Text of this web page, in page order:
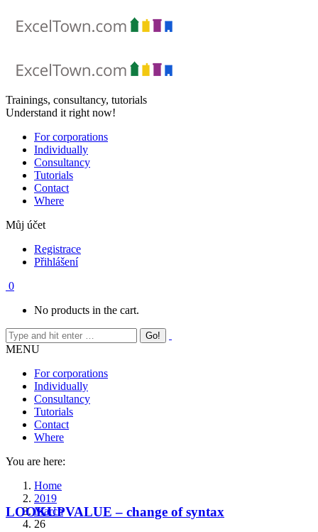
Trainings, consultancy, tutorials
Understand it right now!
For corporations
Individually
Consultancy
Tutorials
Contact
Where
Můj účet
Registrace
Přihlášení
0
No products in the cart.
MENU
For corporations
Individually
Consultancy
Tutorials
Contact
Where
You are here:
Home
2019
March
26
LOOKUPVALUE – change of syntax